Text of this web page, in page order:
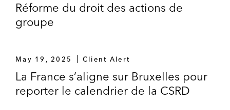
Réforme du droit des actions de
groupe
May 19, 2025 Client Alert
La France s’aligne sur Bruxelles pour
reporter le calendrier de la CSRD